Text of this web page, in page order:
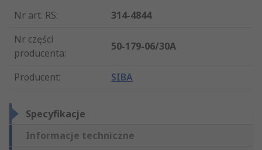
Nr art. RS:
314-4844
Nr części
producenta:
50-179-06/30A
Producent: SIBA
Specyfikacje
Informacje techniczne